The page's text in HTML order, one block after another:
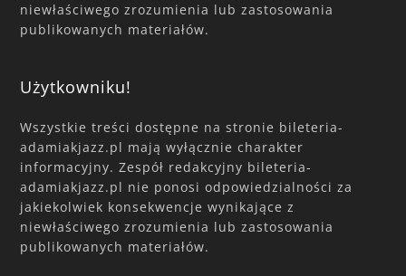
niewłaściwego zrozumienia lub zastosowania
publikowanych materiałów.
Użytkowniku!
Wszystkie treści dostępne na stronie bileteria-
adamiakjazz.pl mają wyłącznie charakter
informacyjny. Zespół redakcyjny bileteria-
adamiakjazz.pl nie ponosi odpowiedzialności za
jakiekolwiek konsekwencje wynikające z
niewłaściwego zrozumienia lub zastosowania
publikowanych materiałów.